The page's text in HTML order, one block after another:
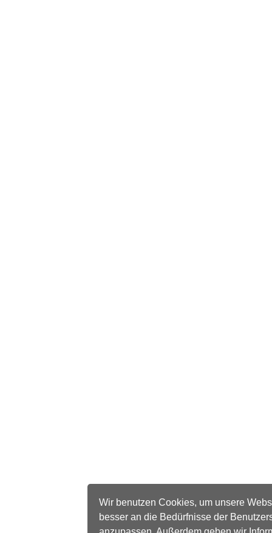
Wir benutzen Cookies, um unsere
besser an die Bedürfnisse der